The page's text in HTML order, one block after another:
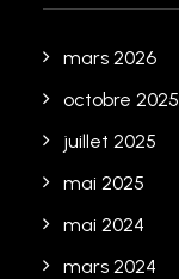
mars 2026
octobre 2025
juillet 2025
mai 2025
mai 2024
mars 2024